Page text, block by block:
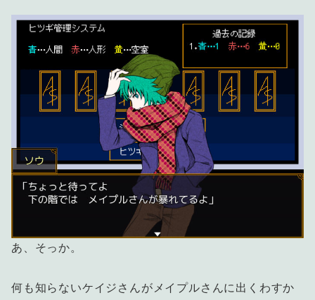
あ、そっか。
何も知らないケイジさんがメイプルさんに出くわすか